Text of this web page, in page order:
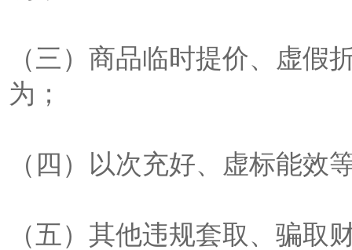
（三）商品临时提价、虚假
为；
（四）以次充好、虚标能效
（五）其他违规套取、骗取